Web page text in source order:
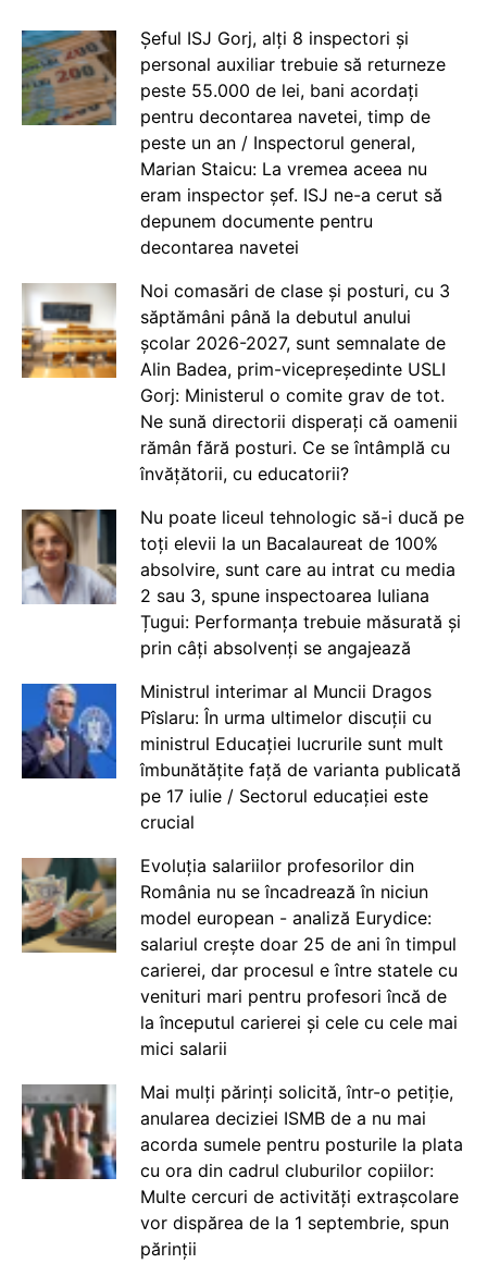
Șeful ISJ Gorj, alți 8 inspectori și
personal auxiliar trebuie să returneze
peste 55.000 de lei, bani acordați
pentru decontarea navetei, timp de
peste un an / Inspectorul general,
Marian Staicu: La vremea aceea nu
eram inspector șef. ISJ ne-a cerut să
depunem documente pentru
decontarea navetei
Noi comasări de clase și posturi, cu 3
săptămâni până la debutul anului
școlar 2026-2027, sunt semnalate de
Alin Badea, prim-vicepreședinte USLI
Gorj: Ministerul o comite grav de tot.
Ne sună directorii disperați că oamenii
rămân fără posturi. Ce se întâmplă cu
învățătorii, cu educatorii?
Nu poate liceul tehnologic să-i ducă pe
toți elevii la un Bacalaureat de 100%
absolvire, sunt care au intrat cu media
2 sau 3, spune inspectoarea Iuliana
Țugui: Performanța trebuie măsurată și
prin câți absolvenți se angajează
Ministrul interimar al Muncii Dragos
Pîslaru: În urma ultimelor discuții cu
ministrul Educației lucrurile sunt mult
îmbunătățite față de varianta publicată
pe 17 iulie / Sectorul educației este
crucial
Evoluția salariilor profesorilor din
România nu se încadrează în niciun
model european - analiză Eurydice:
salariul crește doar 25 de ani în timpul
carierei, dar procesul e între statele cu
venituri mari pentru profesori încă de
la începutul carierei și cele cu cele mai
mici salarii
Mai mulți părinți solicită, într-o petiție,
anularea deciziei ISMB de a nu mai
acorda sumele pentru posturile la plata
cu ora din cadrul cluburilor copiilor:
Multe cercuri de activități extrașcolare
vor dispărea de la 1 septembrie, spun
părinții